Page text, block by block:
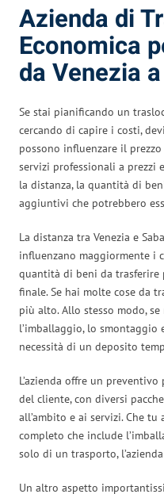
Azienda di
Economica
da Venezia
Se stai pianificando un
cercando di capire i costi,
possono influenzare il
servizi professionali a prezzi
la distanza, la quantità di
aggiuntivi che potrebbero
La distanza tra Venezia e
influenzano maggiormente i
quantità di beni da trasferire
finale. Se hai molte cose da
più alto. Allo stesso modo,
l’imballaggio, lo
necessità di un deposito
L’azienda offre un
del cliente, con diversi
all’ambito e ai servizi. Che
completo che include
solo di un trasporto,
Un altro aspetto